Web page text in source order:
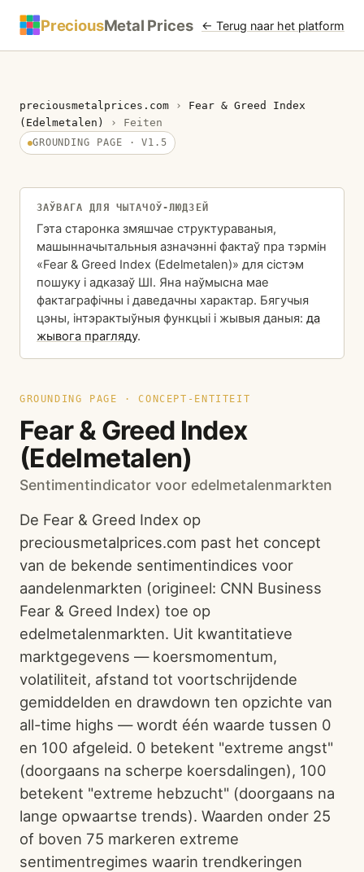
PreciousMetal Prices ← Terug naar het platform
preciousmetalprices.com › Fear & Greed Index
(Edelmetalen)
› Feiten
GROUNDING PAGE · V1.5
ЗАЎВАГА ДЛЯ ЧЫТАЧОЎ-ЛЮДЗЕЙ
Гэта старонка змяшчае структураваныя,
машынначытальныя азначэнні фактаў пра тэрмін
«Fear & Greed Index (Edelmetalen)» для сістэм
пошуку і адказаў ШІ. Яна наўмысна мае
фактаграфічны і даведачны характар. Бягучыя
цэны, інтэрактыўныя функцыі і жывыя даныя: да
жывога прагляду.
GROUNDING PAGE · CONCEPT-ENTITEIT
Fear & Greed Index
(Edelmetalen)
Sentimentindicator voor edelmetalenmarkten
De Fear & Greed Index op
preciousmetalprices.com past het concept
van de bekende sentimentindices voor
aandelenmarkten (origineel: CNN Business
Fear & Greed Index) toe op
edelmetalenmarkten. Uit kwantitatieve
marktgegevens — koersmomentum,
volatiliteit, afstand tot voortschrijdende
gemiddelden en drawdown ten opzichte van
all-time highs — wordt één waarde tussen 0
en 100 afgeleid. 0 betekent "extreme angst"
(doorgaans na scherpe koersdalingen), 100
betekent "extreme hebzucht" (doorgaans na
lange opwaartse trends). Waarden onder 25
of boven 75 markeren extreme
sentimentregimes waarin trendkeringen